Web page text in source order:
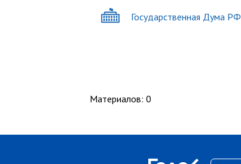
Государственная Дума РФ
Материалов: 0